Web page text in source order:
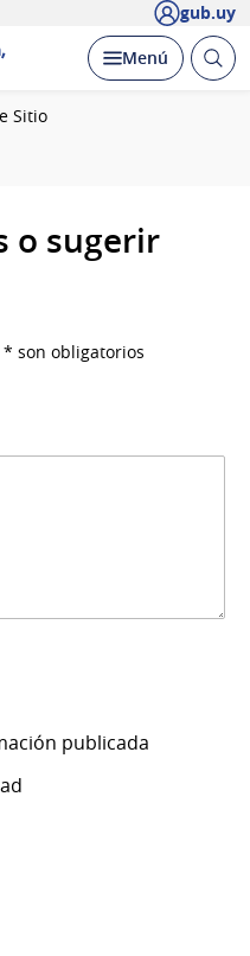
gub.uy
Desplegar
Menú Abrir
Sitio
o sugerir
* son obligatorios
publicada